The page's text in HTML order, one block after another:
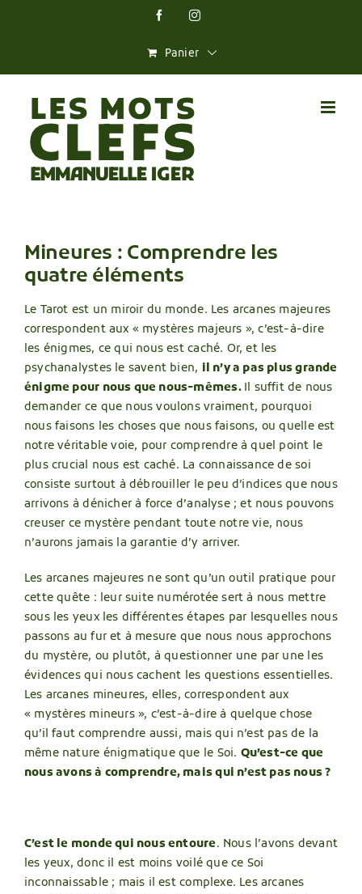
FacebookInstagram
Panier
Mineures : Comprendre les
quatre éléments
Le Tarot est un miroir du monde. Les arcanes majeures
correspondent aux « mystères majeurs », c’est-à-dire
les énigmes, ce qui nous est caché. Or, et les
psychanalystes le savent bien, il n’y a pas plus grande
énigme pour nous que nous-mêmes. Il suffit de nous
demander ce que nous voulons vraiment, pourquoi
nous faisons les choses que nous faisons, ou quelle est
notre véritable voie, pour comprendre à quel point le
plus crucial nous est caché. La connaissance de soi
consiste surtout à débrouiller le peu d’indices que nous
arrivons à dénicher à force d’analyse ; et nous pouvons
creuser ce mystère pendant toute notre vie, nous
n’aurons jamais la garantie d’y arriver.
Les arcanes majeures ne sont qu’un outil pratique pour
cette quête : leur suite numérotée sert à nous mettre
sous les yeux les différentes étapes par lesquelles nous
passons au fur et à mesure que nous nous approchons
du mystère, ou plutôt, à questionner une par une les
évidences qui nous cachent les questions essentielles.
Les arcanes mineures, elles, correspondent aux
« mystères mineurs », c’est-à-dire à quelque chose
qu’il faut comprendre aussi, mais qui n’est pas de la
même nature énigmatique que le Soi. Qu’est-ce que
nous avons à comprendre, mais qui n’est pas nous ?
C’est le monde qui nous entoure. Nous l’avons devant
les yeux, donc il est moins voilé que ce Soi
inconnaissable ; mais il est complexe. Les arcanes